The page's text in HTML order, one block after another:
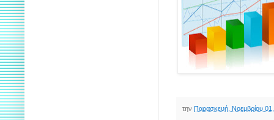
την Παρασκευή, Νοεμβρίου